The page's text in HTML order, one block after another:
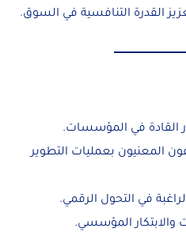
القدرة التنافسية في السوق.
القادة في المؤسسات.
المعنيون بعمليات التطوير
في التحول الرقمي.
والابتكار المؤسسي.